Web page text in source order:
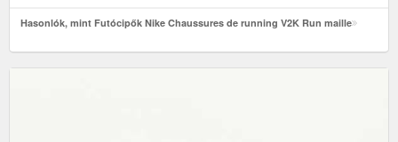
Hasonlók, mint Futócipők Nike Chaussures de running V2K Run maille